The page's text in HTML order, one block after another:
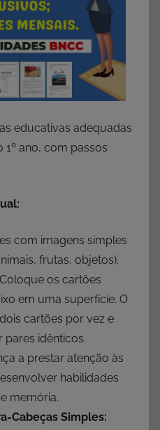
educativas adequadas
1º ano, com passos
com imagens simples
frutas, objetos).
os cartões
em uma superfície. O
cartões por vez e
pares idênticos.
a prestar atenção às
habilidades
memória.
Cabeças Simples: